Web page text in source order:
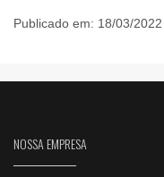
Publicado em: 18/03/2022
NOSSA EMPRESA